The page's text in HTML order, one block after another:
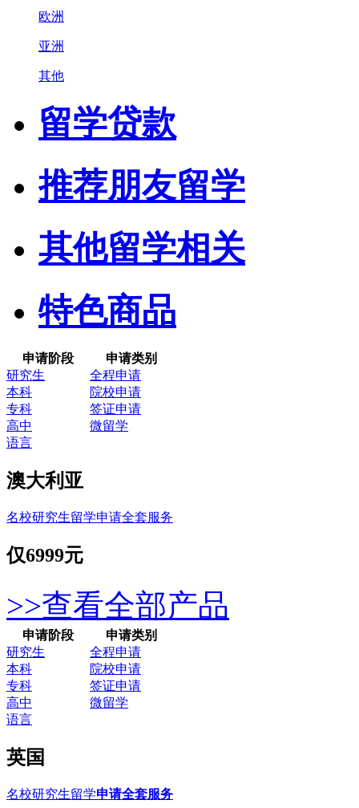
欧洲
亚洲
其他
留学贷款
推荐朋友留学
其他留学相关
特色商品
申请阶段
申请类别
研究生
全程申请
本科
院校申请
专科
签证申请
高中
微留学
语言
澳大利亚
名校研究生留学申请全套服务
仅6999元
>>查看全部产品
申请阶段
申请类别
研究生
全程申请
本科
院校申请
专科
签证申请
高中
微留学
语言
英国
名校研究生留学申请全套服务